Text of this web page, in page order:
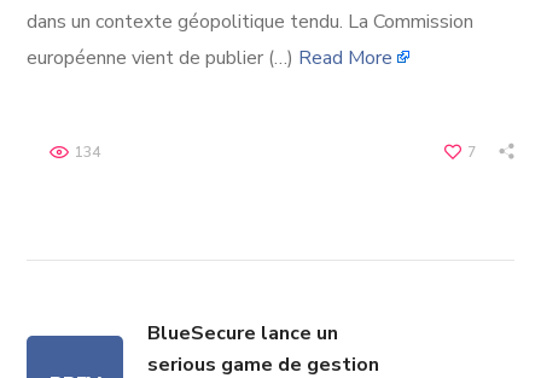
dans un contexte géopolitique tendu. La Commission
européenne vient de publier (…) Read More
7
134
BlueSecure lance un
serious game de gestion